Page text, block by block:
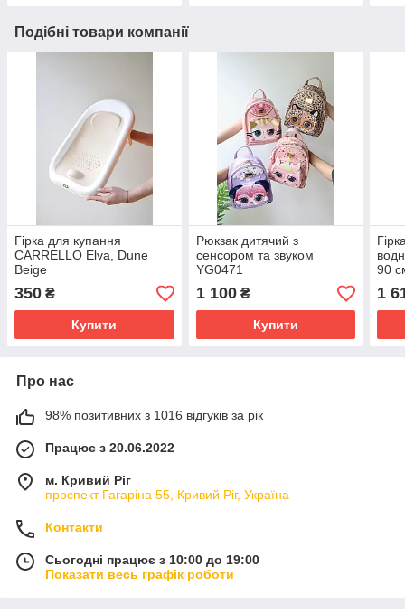
Подібні товари компанії
Гірка для купання
CARRELLO Elva, Dune
Beige
350 ₴
Купити
Рюкзак дитячий з
сенсором та звуком
YG0471
1 100₴
Купити
90
1
Про нас
98% позитивних з 1016 відгуків за рік
Працює з 20.06.2022
м. Кривий Ріг
проспект Гагаріна 55, Кривий Ріг, Україна
Контакти
Сьогодні працює з 10:00 до 19:00
Показати весь графік роботи